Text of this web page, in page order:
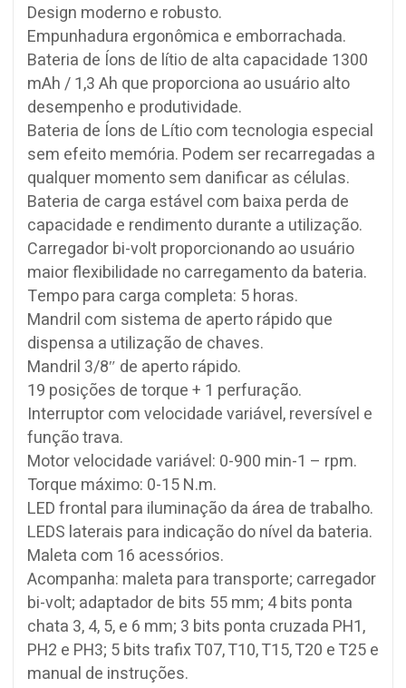
Design moderno e robusto.
Empunhadura ergonômica e emborrachada.
Bateria de Íons de lítio de alta capacidade 1300
mAh / 1,3 Ah que proporciona ao usuário alto
desempenho e produtividade.
Bateria de Íons de Lítio com tecnologia especial
sem efeito memória. Podem ser recarregadas a
qualquer momento sem danificar as células.
Bateria de carga estável com baixa perda de
capacidade e rendimento durante a utilização.
Carregador bi-volt proporcionando ao usuário
maior flexibilidade no carregamento da bateria.
Tempo para carga completa: 5 horas.
Mandril com sistema de aperto rápido que
dispensa a utilização de chaves.
Mandril 3/8″ de aperto rápido.
19 posições de torque + 1 perfuração.
Interruptor com velocidade variável, reversível e
função trava.
Motor velocidade variável: 0-900 min-1 – rpm.
Torque máximo: 0-15 N.m.
LED frontal para iluminação da área de trabalho.
LEDS laterais para indicação do nível da bateria.
Maleta com 16 acessórios.
Acompanha: maleta para transporte; carregador
bi-volt; adaptador de bits 55 mm; 4 bits ponta
chata 3, 4, 5, e 6 mm; 3 bits ponta cruzada PH1,
PH2 e PH3; 5 bits trafix T07, T10, T15, T20 e T25 e
manual de instruções.